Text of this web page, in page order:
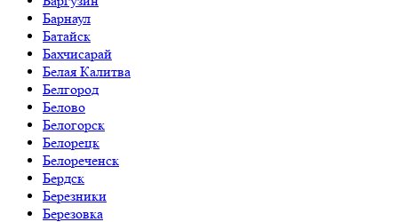
Барнаул
Батайск
Бахчисарай
Белая Калитва
Белгород
Белово
Белогорск
Белорецк
Белореченск
Бердск
Березники
Березовка